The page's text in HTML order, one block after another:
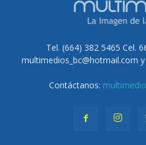
Tel. (664) 382 5465 Cel.
multimedios_bc@hotmail.com
Contáctanos: